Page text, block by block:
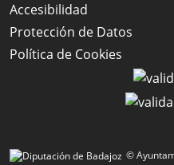
Accesibilidad
Protección de Datos
Política de Cookies
©